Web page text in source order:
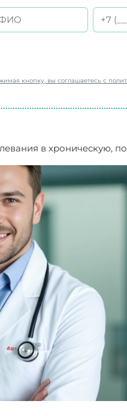
кнопку, вы соглашаетесь с
в хроническую,